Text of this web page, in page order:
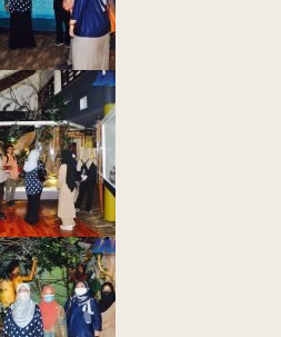
Last Updated : 28
/ 12 / 2022 03:00